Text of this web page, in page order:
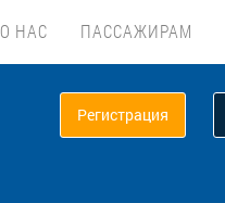
О НАС ПАССАЖИРАМ
Регистрация